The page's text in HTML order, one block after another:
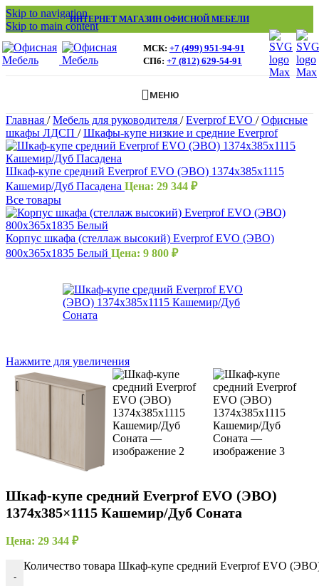
Skip to navigation
Skip to main content
ИНТЕРНЕТ МАГАЗИН ОФИСНОЙ МЕБЕЛИ
МСК: +7 (499) 951-94-91
СПб: +7 (812) 629-54-91
МЕНЮ
Главная / Мебель для руководителя / Everprof EVO / Офисные
шкафы ЛДСП / Шкафы-купе низкие и средние Everprof
Шкаф-купе средний Everprof EVO (ЭВО) 1374х385x1115
Кашемир/Дуб Пасадена Цена: 29 344 ₽
Все товары
Корпус шкафа (стеллаж высокий) Everprof EVO (ЭВО)
800х365х1835 Белый Цена: 9 800 ₽
Нажмите для увеличения
Шкаф-купе средний Everprof EVO (ЭВО)
1374х385×1115 Кашемир/Дуб Соната
Цена: 29 344 ₽
-
Количество товара Шкаф-купе средний Everprof EVO